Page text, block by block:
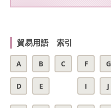
貿易用語 索引
A B C
D E
F G
I J